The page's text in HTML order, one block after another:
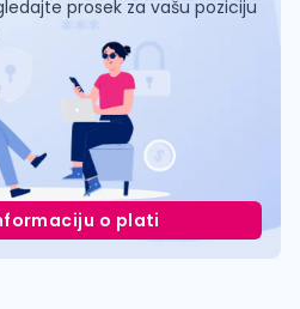
prosek za vašu poziciju
o plati